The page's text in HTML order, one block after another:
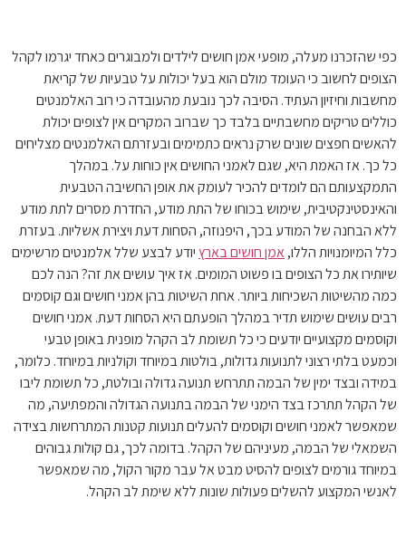
כפי שהזכרנו מעלה, מופעי אמן חושים לילדים ולמבוגרים כאחד יגרמו לקהל
הצופים לחשוב כי העומד מולם הוא בעל יכולות על טבעיות של קריאת
מחשבות וחיזיון העתיד. הסיבה לכך נובעת מהעובדה כי רוב האלמנטים
כוללים טריקים מחשבתיים בלבד כך שברוב המקרים אין לצופים יכולת
להאשים חפצים שונים שרק נראים כתמימים ובעזרתם האלמנטים מצליחים
כל כך. אז האמת היא, שגם לאמני החושים אין כוחות על. במהלך
התמקצעותם הם לומדים להכיר לעומק את אופן החשיבה הטבעית
והאינסטינקטיבית, שימוש בכוחו של התת מודע, החדרת מסרים לתת מודע
ללא הבחנה של המודע בכך, היפנוזה, הסחות דעת ויצירת אשליות. בעזרת
כלל המיומנויות הללו,אמן חושים בארץ יודע לבצע שלל אלמנטים מרשימים
שיותירו את כל הצופים בו פשוט המומים. אז איך עושים את זה? הנה לכם
כמה מהשיטות השכיחות ביותר. אחת השיטות בהן אמני חושים וגם קוסמים
רבים עושים שימוש תדיר במהלך הופעתם היא הסחות דעת. אמני חושים
וקוסמים מקצועיים יודעים כי כל תשומת לב הקהל מופנית באופן טבעי
וכמעט בלתי רצוני לתנועות גדולות, בולטות במיוחד וקולניות במיוחד. כלומר,
במידה ובצד ימין של הבמה תתרחש תנועה גדולה ובולטת, כל תשומת ליבו
של הקהל תתרכז בצד הימני של הבמה בתנועה הגדולה והמפתיעה, מה
שמאפשר לאמני חושים וקוסמים להעלים תנועות קטנות המתרחשות בצידה
השמאלי של הבמה, מעיניהם של הקהל. בדומה לכך, גם קולות גבוהים
במיוחד גורמים לצופים להסיט מבט אל עבר מקור הקול, מה שמאפשר
לאנשי המקצוע להשלים פעולות שונות ללא שימת לב הקהל.